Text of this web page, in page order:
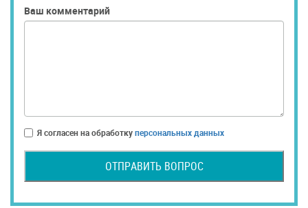
Ваш комментарий
Я согласен на обработкуперсональных данных
ОТПРАВИТЬ ВОПРОС